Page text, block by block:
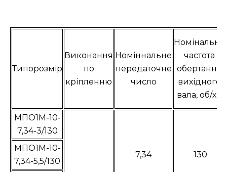
Типорозмір
Виконання
по
кріпленню
Номіннальне
передаточне
число
Номінальна
частота
обертання
вихідного
вала, об/хв
МПО1М-10-
7,34-3/130
7,34 130
МПО1М-10-
7,34-5,5/130